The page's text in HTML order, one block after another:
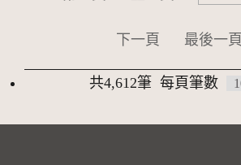
下一頁 最後一頁
共4,612筆 每頁筆數